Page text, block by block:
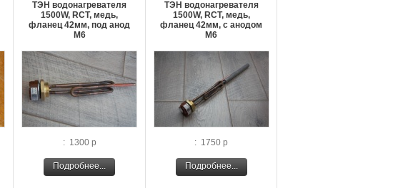
ТЭН водонагревателя
1500W, RCT, медь,
фланец 42мм, под анод
М6
: 1300 р
Подробнее...
ТЭН водонагревателя
1500W, RCT, медь,
фланец 42мм, с анодом
М6
: 1750 р
Подробнее...